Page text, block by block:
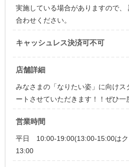
実施している場合がありますので
合わせください。
キャッシュレス決済可不可
店舗詳細
みなさまの「なりたい姿」に向けス
ートさせていただきます！！ぜひ一
営業時間
平日 10:00-19:00(13:00-15:00は
13:00